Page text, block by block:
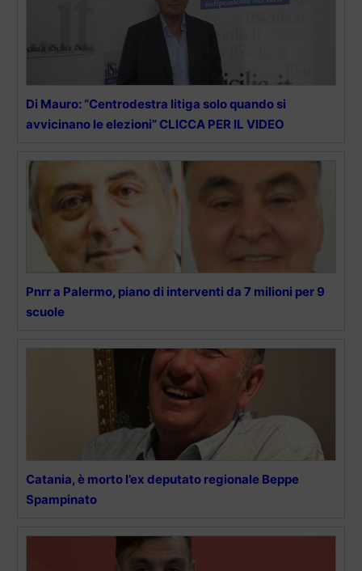
Di Mauro: “Centrodestra litiga solo quando si
avvicinano le elezioni” CLICCA PER IL VIDEO
Pnrr a Palermo, piano di interventi da 7 milioni per 9
scuole
Catania, è morto l’ex deputato regionale Beppe
Spampinato